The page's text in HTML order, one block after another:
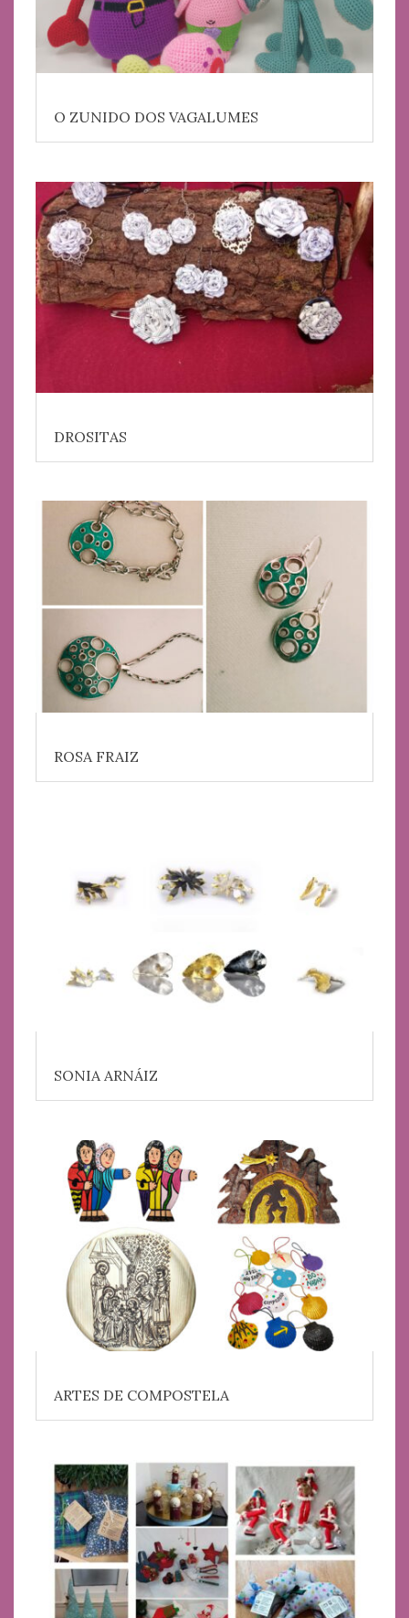
O ZUNIDO DOS VAGALUMES
DROSITAS
ROSA FRAIZ
SONIA ARNÁIZ
ARTES DE COMPOSTELA